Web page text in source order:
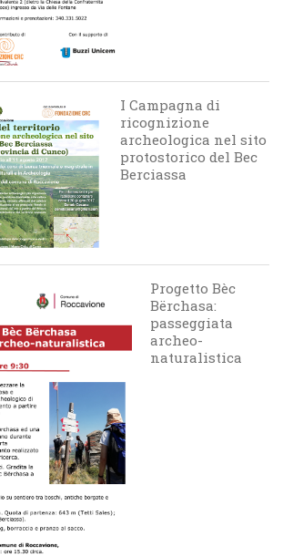
I Campagna di
ricognizione
archeologica nel sito
protostorico del Bec
Berciassa
Progetto Bèc
Bërchasa:
passeggiata
archeo-
naturalistica